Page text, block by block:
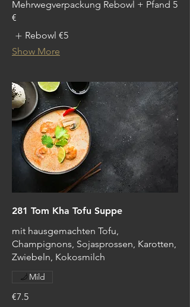
Mehrwegverpackung Rebowl + Pfand 5
€
Rebowl €5
Show More
281 Tom Kha Tofu Suppe
mit hausgemachten Tofu,
Champignons, Sojasprossen, Karotten,
Zwiebeln, Kokosmilch
€7.5
Mild